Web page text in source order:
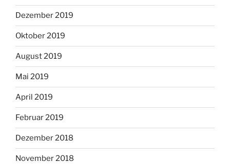
Dezember 2019
Oktober 2019
August 2019
Mai 2019
April 2019
Februar 2019
Dezember 2018
November 2018